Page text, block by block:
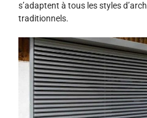
s’adaptent à tous les styles
traditionnels.